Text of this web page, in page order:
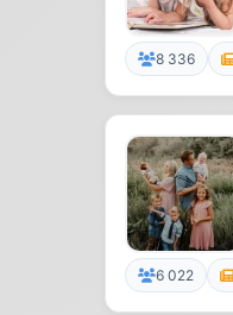
8 336
6 022